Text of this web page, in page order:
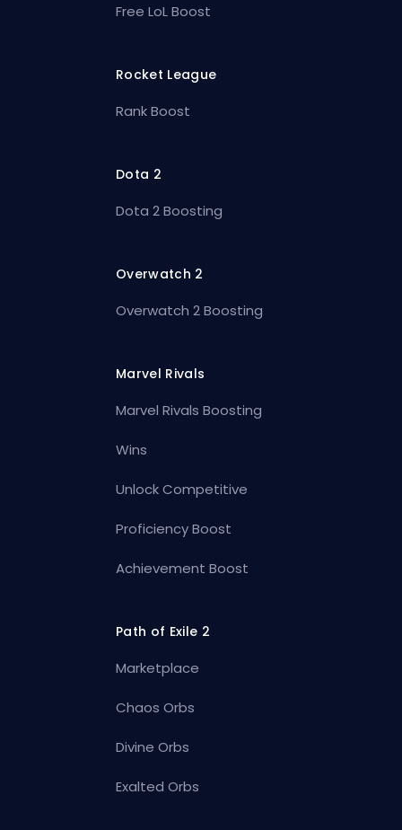
Free LoL Boost
Rocket League
Rank Boost
Dota 2
Dota 2 Boosting
Overwatch 2
Overwatch 2 Boosting
Marvel Rivals
Marvel Rivals Boosting
Wins
Unlock Competitive
Proficiency Boost
Achievement Boost
Path of Exile 2
Marketplace
Chaos Orbs
Divine Orbs
Exalted Orbs